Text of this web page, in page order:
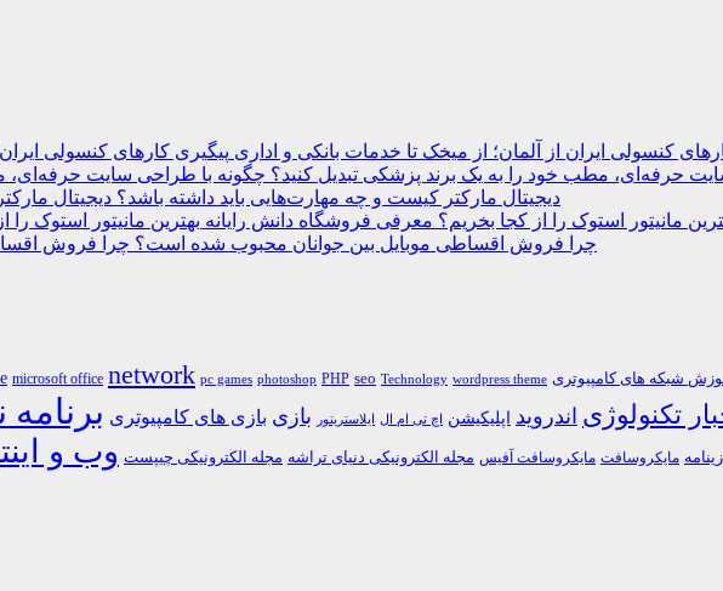
کنسولی ایران از آلمان؛ از میخک تا خدمات بانکی و اداری
حرفه‌ای، مطب خود را به یک برند پزشکی تبدیل کنید؟
دیجیتال مارکتر کیست و چه مهارت‌هایی باید داشته باشد؟
مانیتور استوک را از کجا بخریم؟ معرفی فروشگاه دانش رایانه
چرا فروش اقساطی موبایل بین جوانان محبوب شده است؟
microsoft office network pc games photoshop PHP seo Technology wordpress theme شبکه های کامپیوتری
تکنولوژی اندروید اپلیکیشن اچ تی ام ال ایلاستریتور بازی بازی های کامپیوتری
مایکروسافت مایکروسافت آفیس مجله الکترونیکی دنیای تراشه مجله الکترونیکی چیپست وب و